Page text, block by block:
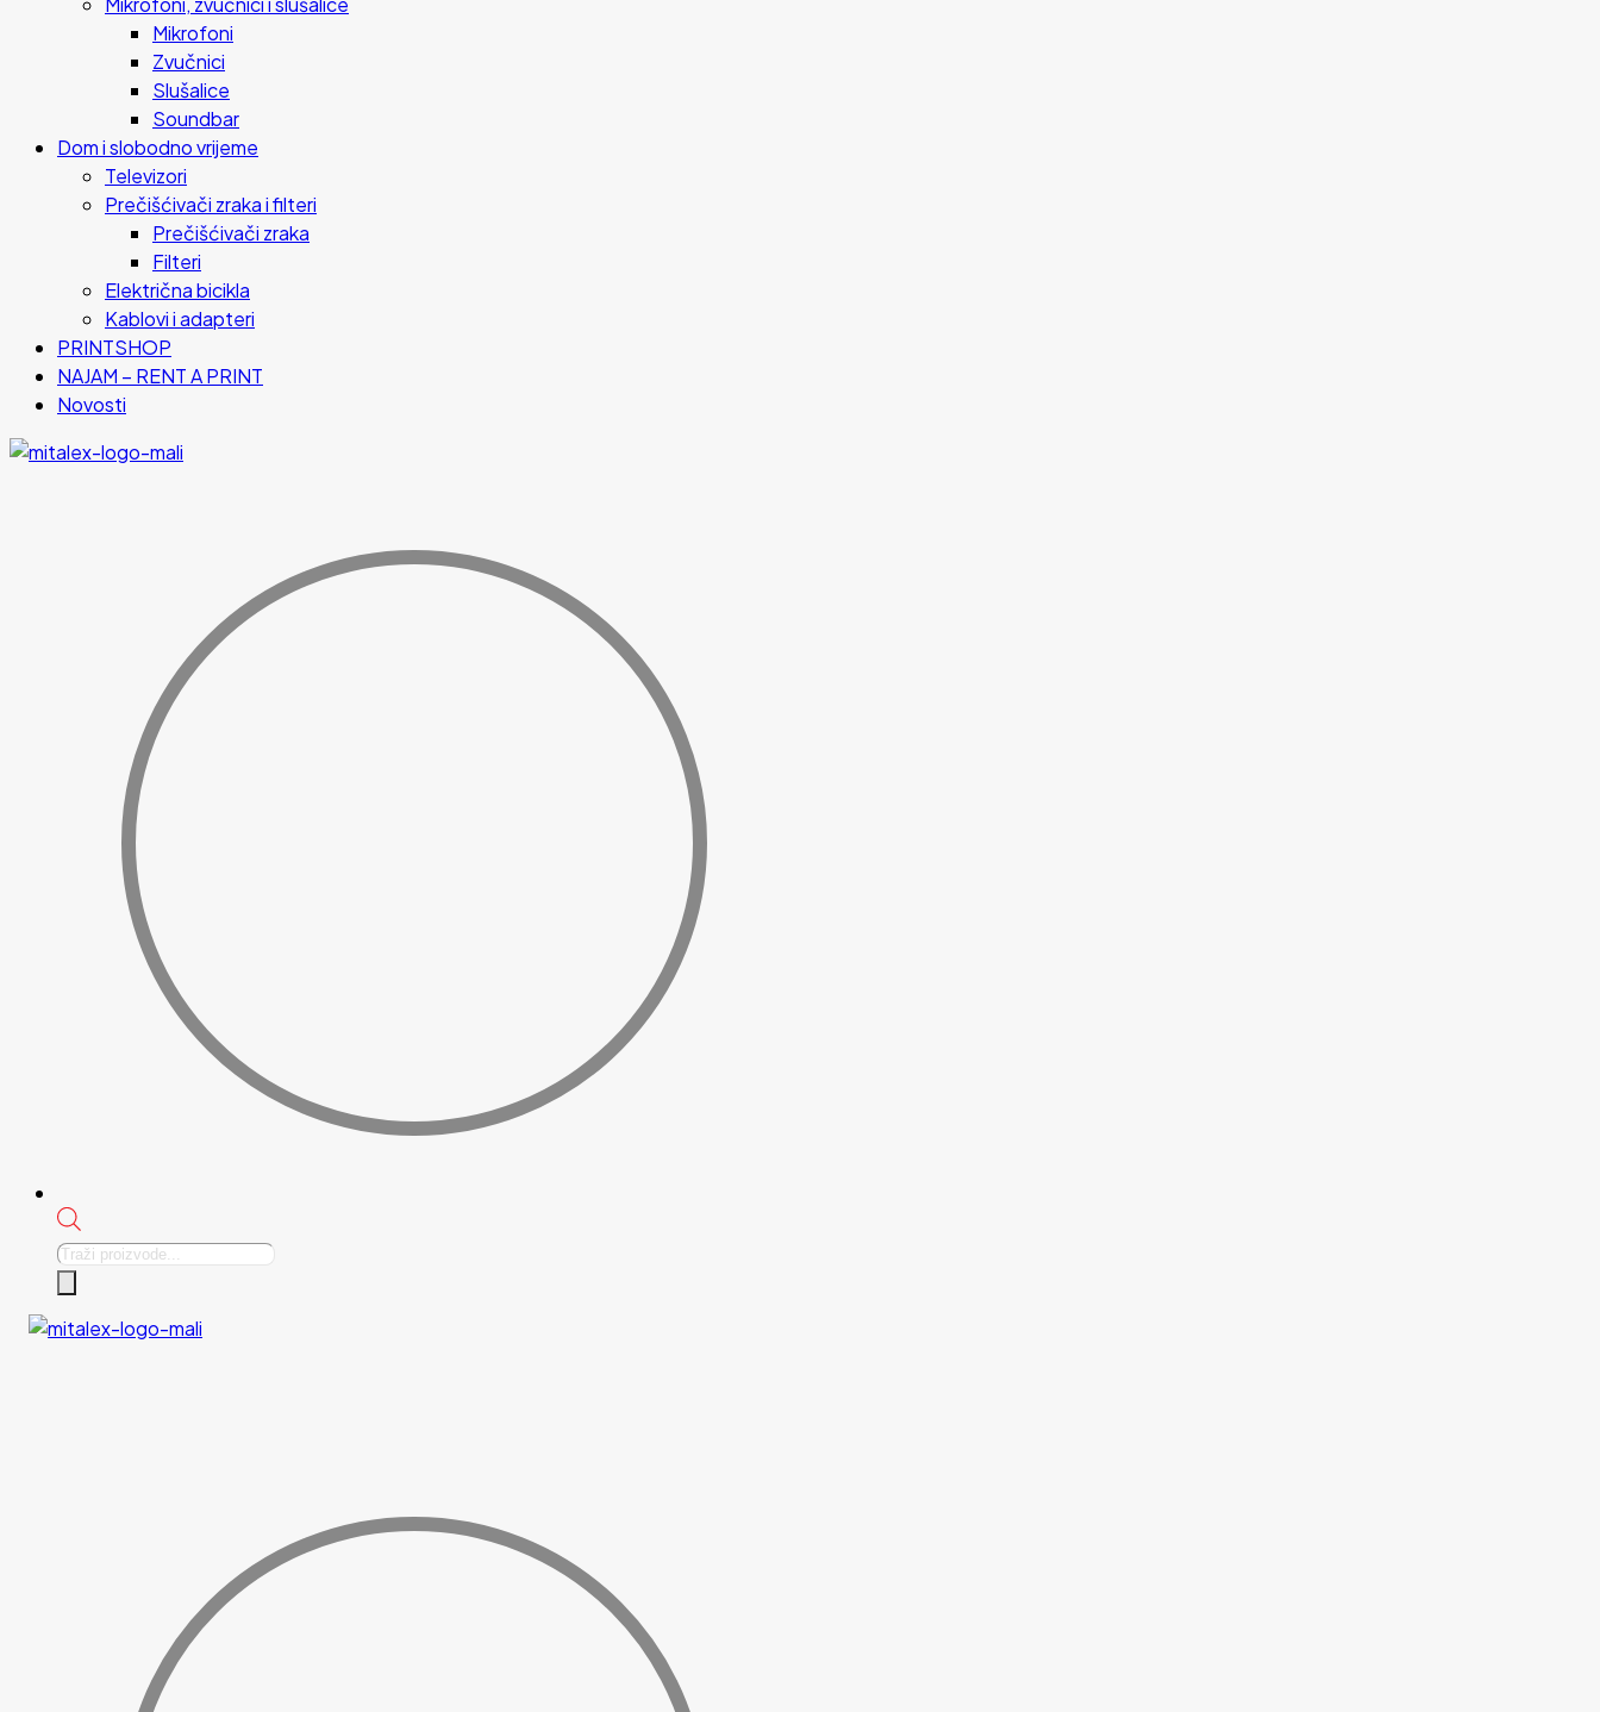
Mikrofoni
Zvučnici
Slušalice
Soundbar
Dom i slobodno vrijeme
Televizori
Prečišćivači zraka i filteri
Prečišćivači zraka
Filteri
Električna bicikla
Kablovi i adapteri
PRINTSHOP
NAJAM – RENT A PRINT
Novosti
Products
search